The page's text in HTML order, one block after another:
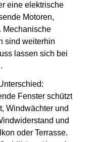
eine elektrische
Motoren,
Mechanische
sind weiterhin
lassen sich bei
Fenster schützt
Windwächter und
und
oder Terrasse.